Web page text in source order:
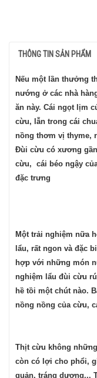
THÔNG TIN SẢN PHẨM
Nếu một lần thưởng
nướng ở các nhà
ăn này. Cái ngọt lịm
cừu, lẫn trong cái
nồng thơm vị thyme,
Đùi cừu có xương
cừu, cái béo ngậy
đặc trưng
Một trải nghiệm nữa
lẩu, rất ngon và đặc
hợp với những món
nghiệm lẩu đùi cừu
hề tồi một chút nào.
nồng nồng của cừu,
Thịt cừu không
còn có lợi cho phổi,
quản, tráng dương...